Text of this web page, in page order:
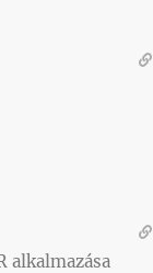
alkalmazása